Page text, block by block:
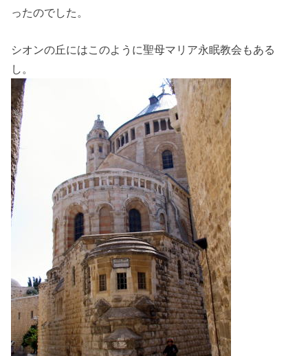
ったのでした。
シオンの丘にはこのように聖母マリア永眠教会もある
し。